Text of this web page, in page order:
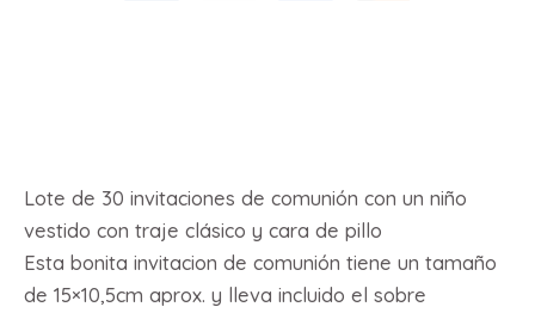
Lote de 30 invitaciones de comunión con un niño
vestido con traje clásico y cara de pillo
Esta bonita invitacion de comunión tiene un tamaño
de 15×10,5cm aprox. y lleva incluido el sobre